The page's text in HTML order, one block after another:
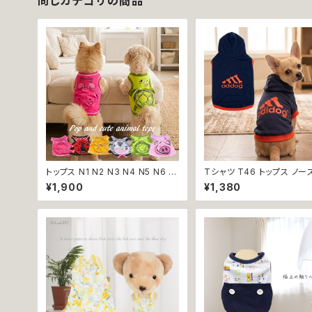
トップス N1 N2 N3 N4 N5 N6 う
さぎ てんとう虫 ひよこ しまうま か
め ぶた ポケット ビビット ドッグウ
ェア dog 犬 猫 ペット 服 犬服 猫
かわいい 小型犬 返品交換不可
¥1,900
Tシャツ T46 トップス ノー
ブ ネイビー×オレンジ 紺
ーティー フード 帽子 犬 猫
犬服 猫服 犬の服 猫の服
¥1,380